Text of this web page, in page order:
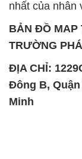
Đông B, Quận
Minh